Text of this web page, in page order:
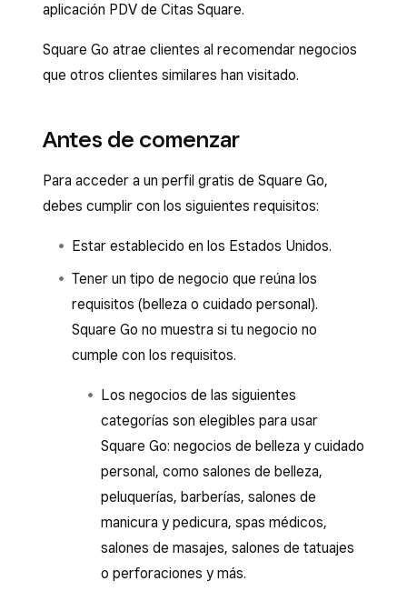
aplicación PDV de Citas Square.
Square Go atrae clientes al recomendar negocios
que otros clientes similares han visitado.
Antes de comenzar
Para acceder a un perfil gratis de Square Go,
debes cumplir con los siguientes requisitos:
Estar establecido en los Estados Unidos.
Tener un tipo de negocio que reúna los
requisitos (belleza o cuidado personal).
Square Go no muestra si tu negocio no
cumple con los requisitos.
Los negocios de las siguientes
categorías son elegibles para usar
Square Go: negocios de belleza y cuidado
personal, como salones de belleza,
peluquerías, barberías, salones de
manicura y pedicura, spas médicos,
salones de masajes, salones de tatuajes
o perforaciones y más.